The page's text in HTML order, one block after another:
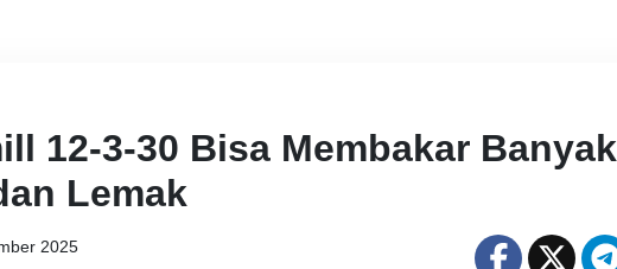
12-3-30 Bisa Membakar Banyak
Lemak
2025